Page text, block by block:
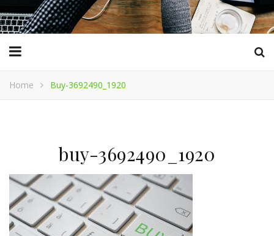
Home Buy-3692490_1920
buy-3692490_1920